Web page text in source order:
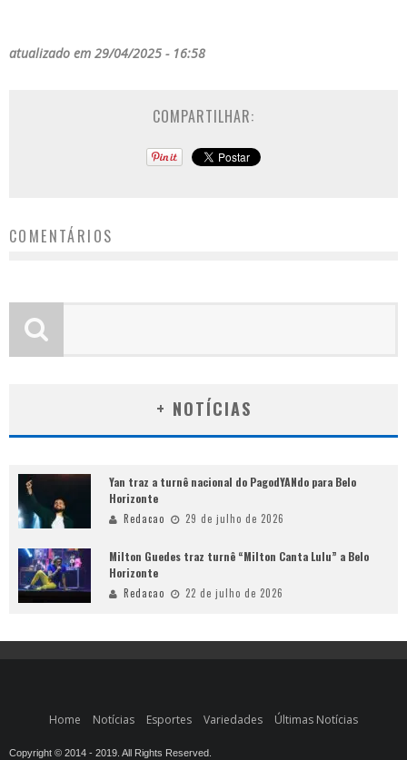
atualizado em 29/04/2025 - 16:58
COMPARTILHAR:
COMENTÁRIOS
+ NOTÍCIAS
Yan traz a turnê nacional do PagodYANdo para Belo
Horizonte
Redacao 29 de julho de 2026
Milton Guedes traz turnê “Milton Canta Lulu” a Belo
Horizonte
Redacao 22 de julho de 2026
Home Notícias Esportes Variedades Últimas Notícias
Copyright © 2014 - 2019. All Rights Reserved.